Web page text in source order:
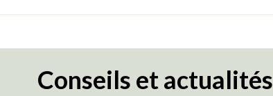
Conseils et actualités